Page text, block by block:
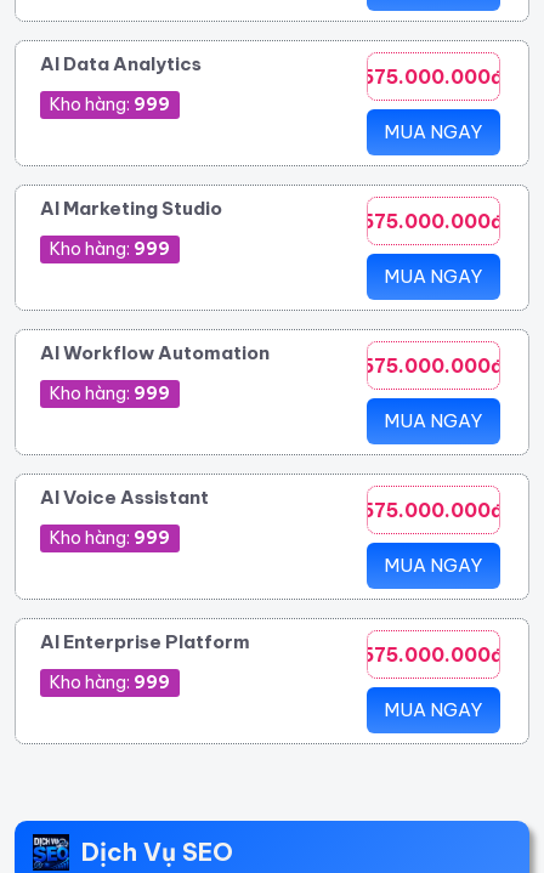
AI Data Analytics
Kho hàng: 999
575.000.000đ
MUA NGAY
AI Marketing Studio
Kho hàng: 999
575.000.000đ
MUA NGAY
AI Workflow Automation
Kho hàng: 999
575.000.000đ
MUA NGAY
AI Voice Assistant
Kho hàng: 999
575.000.000đ
MUA NGAY
AI Enterprise Platform
Kho hàng: 999
575.000.000đ
MUA NGAY
Dịch Vụ SEO